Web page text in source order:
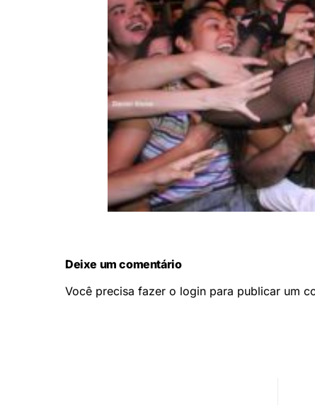
Deixe um comentário
Você precisa fazer o login para publicar um